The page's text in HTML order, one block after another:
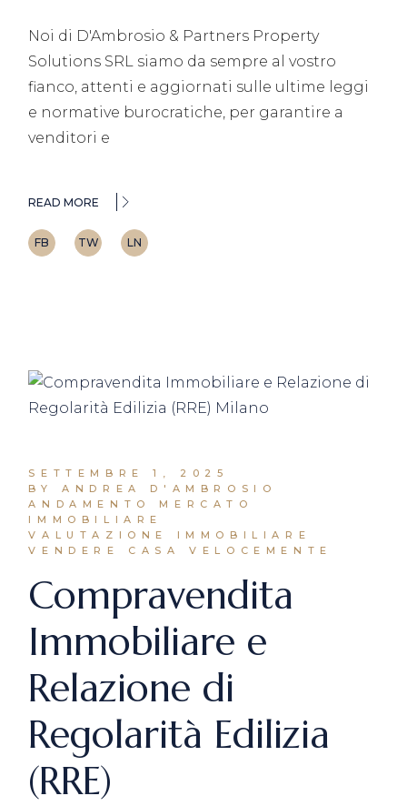
Noi di D'Ambrosio & Partners Property
Solutions SRL siamo da sempre al vostro
fianco, attenti e aggiornati sulle ultime leggi
e normative burocratiche, per garantire a
venditori e
READ MORE
FB TW LN
SETTEMBRE 1, 2025
BY ANDREA D'AMBROSIO
ANDAMENTO MERCATO
IMMOBILIARE
VALUTAZIONE IMMOBILIARE
VENDERE CASA VELOCEMENTE
Compravendita
Immobiliare e
Relazione di
Regolarità Edilizia
(RRE)